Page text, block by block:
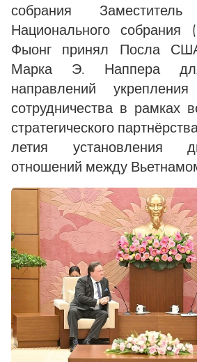
собрания Заместитель
Национального
Фыонг принял Посла
Марка Э. Наппера
направлений укрепления
сотрудничества в рамках
стратегического
летия установления
отношений между